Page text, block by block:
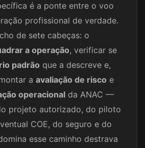
é a ponte entre o voo
profissional de verdade.
de sete cabeças: o
a operação, verificar se
padrão que a descreve e,
a avaliação de risco e
operacional da ANAC —
projeto autorizado, do piloto
COE, do seguro e do
esse caminho destrava